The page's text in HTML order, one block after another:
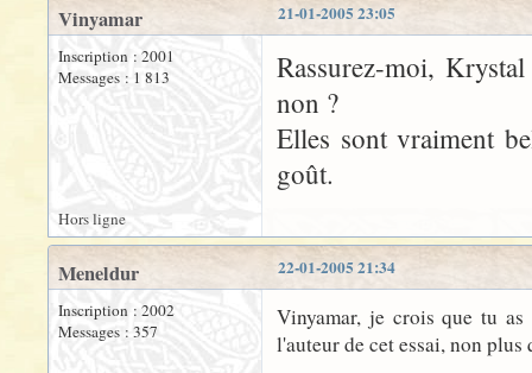
21-01-2005 23:05
Vinyamar
Inscription : 2001
Messages : 1 813
Rassurez-moi,
non ?
Elles sont vraiment
goût.
Hors ligne
22-01-2005 21:34
Meneldur
Inscription : 2002
Messages : 357
Vinyamar, je crois que tu as
l'auteur de cet essai, non